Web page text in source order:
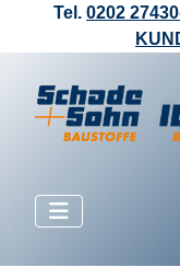
Tel. 0202